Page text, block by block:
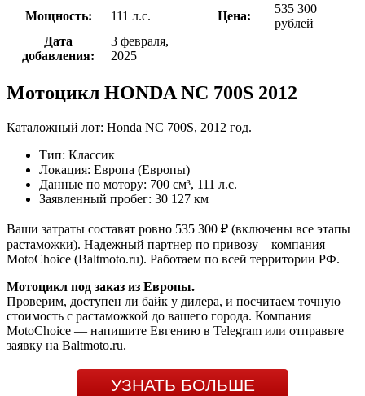
Мощность:
111 л.с. Цена:
535 300
рублей
Дата
добавления:
3 февраля,
2025
Мотоцикл HONDA NC 700S 2012
Каталожный лот: Honda NC 700S, 2012 год.
Тип: Классик
Локация: Европа (Европы)
Данные по мотору: 700 см³, 111 л.с.
Заявленный пробег: 30 127 км
Ваши затраты составят ровно 535 300 ₽ (включены все этапы
растаможки). Надежный партнер по привозу – компания
MotoChoice (Baltmoto.ru). Работаем по всей территории РФ.
Мотоцикл под заказ из Европы.
Проверим, доступен ли байк у дилера, и посчитаем точную
стоимость с растаможкой до вашего города. Компания
MotoChoice — напишите Евгению в Telegram или отправьте
заявку на Baltmoto.ru.
УЗНАТЬ БОЛЬШЕ